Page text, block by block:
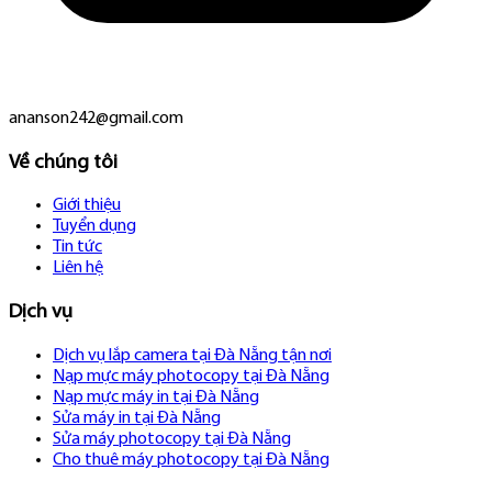
ananson242@gmail.com
Về chúng tôi
Giới thiệu
Tuyển dụng
Tin tức
Liên hệ
Dịch vụ
Dịch vụ lắp camera tại Đà Nẵng tận nơi
Nạp mực máy photocopy tại Đà Nẵng
Nạp mực máy in tại Đà Nẵng
Sửa máy in tại Đà Nẵng
Sửa máy photocopy tại Đà Nẵng
Cho thuê máy photocopy tại Đà Nẵng